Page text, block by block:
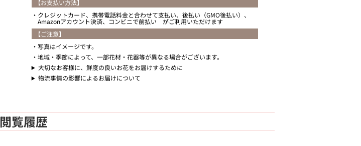
【お支払い方法】
クレジットカード、携帯電話料金と合わせて支払い、後払い（GMO後払い）、
Amazonアカウント決済、コンビニで前払い がご利用いただけます
【ご注意】
写真はイメージです。
地域・季節によって、一部花材・花器等が異なる場合がございます。
大切なお客様に、鮮度の良いお花をお届けするために
物流事情の影響によるお届けについて
閲覧履歴